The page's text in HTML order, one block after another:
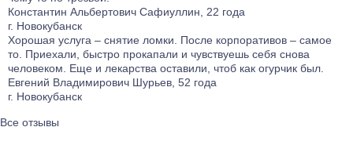
Константин Альбертович Сафиуллин, 22 года
г. Новокубанск
Хорошая услуга – снятие ломки. После корпоративов – самое
то. Приехали, быстро прокапали и чувствуешь себя снова
человеком. Еще и лекарства оставили, чтоб как огурчик был.
Евгений Владимирович Шурьев, 52 года
г. Новокубанск
Все отзывы